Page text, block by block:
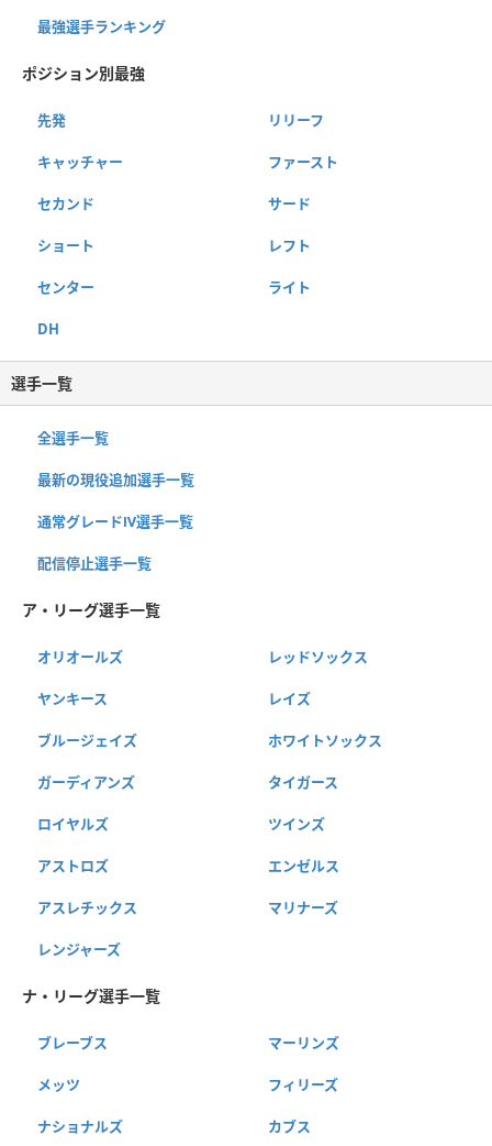
最強選手ランキング
ポジション別最強
先発 リリーフ
キャッチャー ファースト
セカンド サード
ショート レフト
センター ライト
DH
選手一覧
全選手一覧
最新の現役追加選手一覧
通常グレードⅣ選手一覧
配信停止選手一覧
ア・リーグ選手一覧
オリオールズ レッドソックス
ヤンキース レイズ
ブルージェイズ ホワイトソックス
ガーディアンズ タイガース
ロイヤルズ ツインズ
アストロズ エンゼルス
アスレチックス マリナーズ
レンジャーズ
ナ・リーグ選手一覧
ブレーブス マーリンズ
メッツ フィリーズ
ナショナルズ カブス